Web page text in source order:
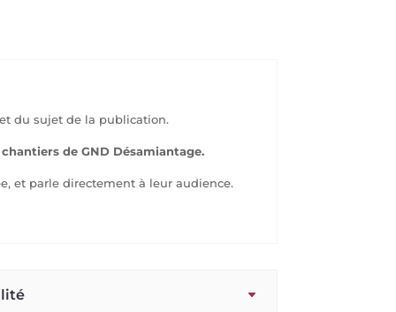
du sujet de la publication.
de GND Désamiantage.
et parle directement à leur audience.